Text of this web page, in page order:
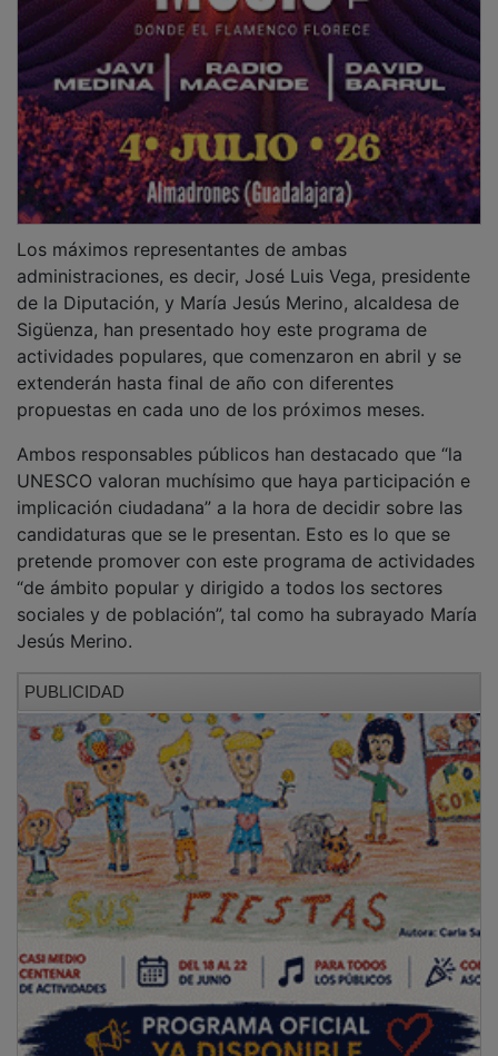
administraciones, es decir, José Luis Vega, presidente
de la Diputación, y María Jesús Merino, alcaldesa de
Sigüenza, han presentado hoy este programa de
actividades populares, que comenzaron en abril y se
extenderán hasta final de año con diferentes
propuestas en cada uno de los próximos meses.
UNESCO valoran muchísimo que haya participación e
implicación ciudadana” a la hora de decidir sobre las
candidaturas que se le presentan. Esto es lo que se
pretende promover con este programa de actividades
“de ámbito popular y dirigido a todos los sectores
sociales y de población”, tal como ha subrayado María
Jesús Merino.